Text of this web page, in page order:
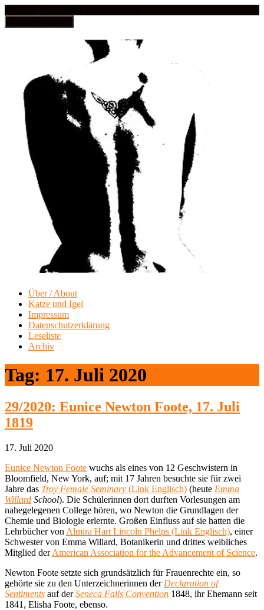
Über / About
Katze und Igel
Impressum
Datenschutzerklärung
Leseliste
Archiv
Tag: 17. Juli 2020
29/2020: Eunice Newton Foote, 17. Juli
1819
17. Juli 2020
Eunice Newton Foote wuchs als eines von 12 Geschwistern in
Bloomfield, New York, auf; mit 17 Jahren besuchte sie für zwei
Jahre das Troy Female Seminary (Link Englisch) (heute Emma
Willard School). Die Schülerinnen dort durften Vorlesungen am
nahegelegenen College hören, wo Newton die Grundlagen der
Chemie und Biologie erlernte. Großen Einfluss auf sie hatten die
Lehrbücher von Almira Hart Lincoln Phelps (Link Englisch), einer
Schwester von Emma Willard, Botanikerin und drittes weibliches
Mitglied derAmerican Association for the Advancement of Science.
Newton Foote setzte sich grundsätzlich für Frauenrechte ein, so
gehörte sie zu den Unterzeichnerinnen der Declaration of
Sentiments auf derSeneca Falls Convention 1848, ihr Ehemann seit
1841, Elisha Foote, ebenso.